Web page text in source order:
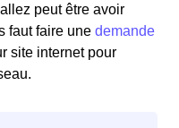
peut être avoir
faut faire une demande
site internet pour